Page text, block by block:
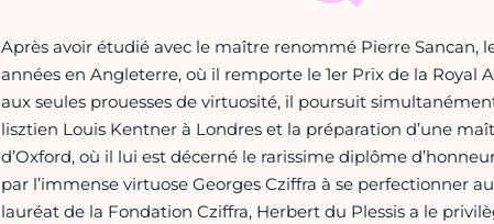
Après avoir étudié avec le maître renommé Pierre Sancan,
années en Angleterre, où il remporte le 1er Prix de la Royal
aux seules prouesses de virtuosité, il poursuit
lisztien Louis Kentner à Londres et la préparation d’une
d’Oxford, où il lui est décerné le rarissime diplôme
par l’immense virtuose Georges Cziffra à se perfectionner
lauréat de la Fondation Cziffra, Herbert du Plessis a le